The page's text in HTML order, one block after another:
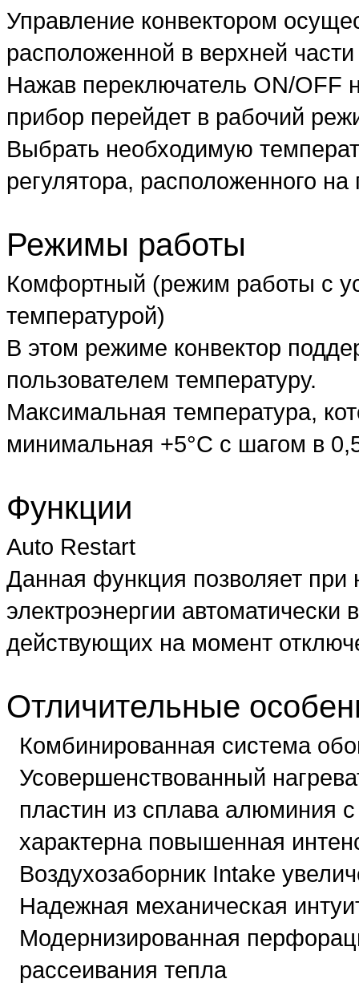
Управление конвектором
расположенной в верхней
Нажав переключатель ON/OFF
прибор перейдет в рабочий
Выбрать необходимую
регулятора, расположенного
Режимы работы
Комфортный (режим работы с
температурой)
В этом режиме конвектор
пользователем температуру.
Максимальная температура,
минимальная +5°С с шагом в
Функции
Auto Restart
Данная функция позволяет при
электроэнергии
действующих на момент
Отличительные
Комбинированная система
Усовершенствованный
пластин из сплава алюминия
характерна повышенная
Воздухозаборник Intake
Надежная механическая
Модернизированная
рассеивания тепла